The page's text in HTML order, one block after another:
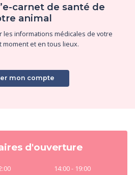
carnet de santé de
animal
informations médicales de votre
moment et en tous lieux.
mon compte
d'ouverture
14:00 - 19:00